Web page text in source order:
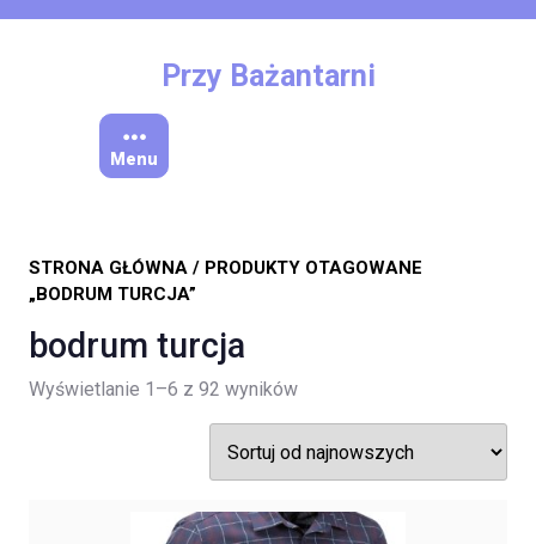
Przy Bażantarni
Menu
STRONA GŁÓWNA / PRODUKTY OTAGOWANE
„BODRUM TURCJA”
bodrum turcja
Wyświetlanie 1–6 z 92 wynikówPosortowane
najnowszych